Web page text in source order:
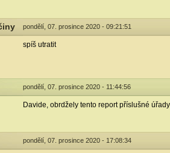
pondělí, 07. prosince 2020 - 09:21:51
spíš utratit
pondělí, 07. prosince 2020 - 11:44:56
Davide, obrdžely tento report příslušné
pondělí, 07. prosince 2020 - 17:08:34